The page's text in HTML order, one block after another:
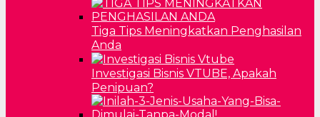
Tiga Tips Meningkatkan Penghasilan
Anda
Investigasi Bisnis VTUBE, Apakah
Penipuan?